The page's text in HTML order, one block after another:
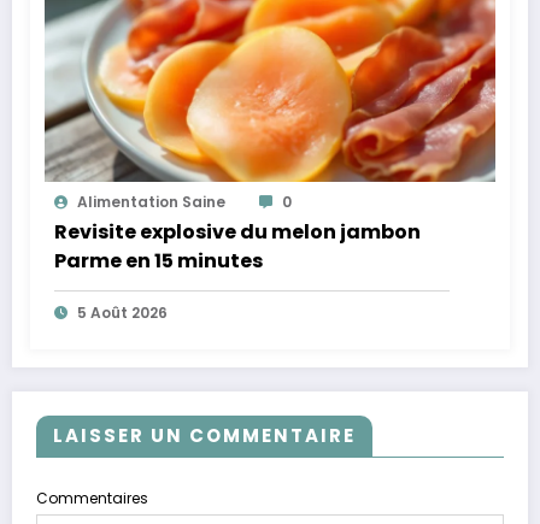
Alimentation Saine 0
Revisite explosive du melon jambon
Parme en 15 minutes
5 Août 2026
LAISSER UN COMMENTAIRE
Commentaires